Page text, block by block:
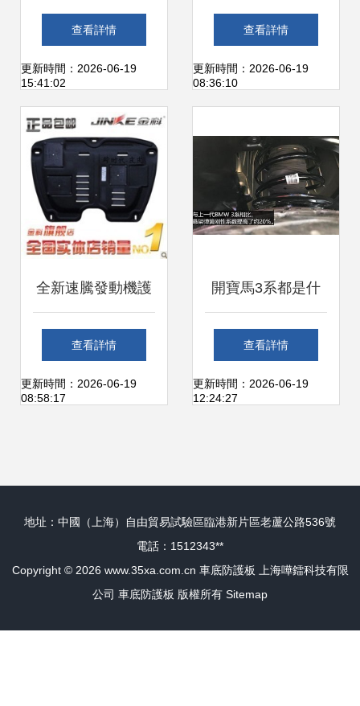
了！這車才是越野
之王，質保100
年，50年都開不壞
查看詳情
更新時間：2026-06-19
15:41:02
防護板選購指南 原
廠品質與實用升級
查看詳情
更新時間：2026-06-19
08:36:10
全新速騰發動機護
板 車底防護板全方
位產品參考指南
查看詳情
更新時間：2026-06-19
08:58:17
開寶馬3系都是什
么人？看看底盤就
知道了——車底防
查看詳情
更新時間：2026-06-19
12:24:27
地址：中國（上海）自由貿易試驗區臨港新片區老蘆公路536號
電話：1512343**
Copyright © 2026 www.35xa.com.cn 車底防護板
上海嘩鐳科技有限
公司 車底防護板 版權所有 Sitemap